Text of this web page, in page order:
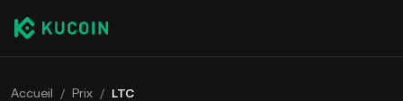
Accueil / Prix / LTC